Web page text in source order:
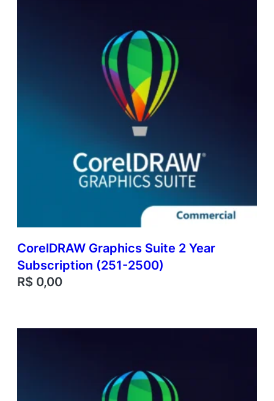
CorelDRAW Graphics Suite 2 Year
Subscription (251-2500)
R$ 0,00